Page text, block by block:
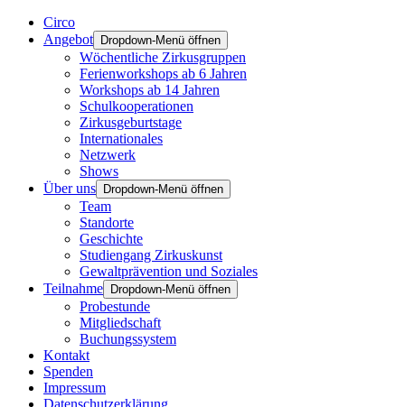
Circo
Angebot
Dropdown-Menü öffnen
Wöchentliche Zirkusgruppen
Ferienworkshops ab 6 Jahren
Workshops ab 14 Jahren
Schulkooperationen
Zirkusgeburtstage
Internationales
Netzwerk
Shows
Über uns
Dropdown-Menü öffnen
Team
Standorte
Geschichte
Studiengang Zirkuskunst
Gewaltprävention und Soziales
Teilnahme
Dropdown-Menü öffnen
Probestunde
Mitgliedschaft
Buchungssystem
Kontakt
Spenden
Impressum
Datenschutzerklärung